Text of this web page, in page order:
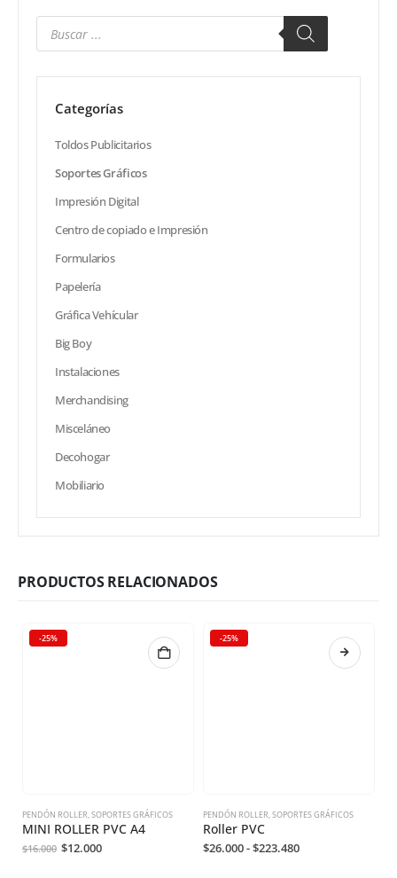
Categorías
Toldos Publicitarios
Soportes Gráficos
Impresión Digital
Centro de copiado e Impresión
Formularios
Papelería
Gráfica Vehícular
Big Boy
Instalaciones
Merchandising
Misceláneo
Decohogar
Mobiliario
PRODUCTOS RELACIONADOS
-25%
PENDÓN ROLLER,SOPORTES GRÁFICOS
MINI ROLLER PVC A4
$16.000 $12.000
-25%
PENDÓN ROLLER,SOPORTES GRÁFICOS
Roller PVC
$26.000-$223.480